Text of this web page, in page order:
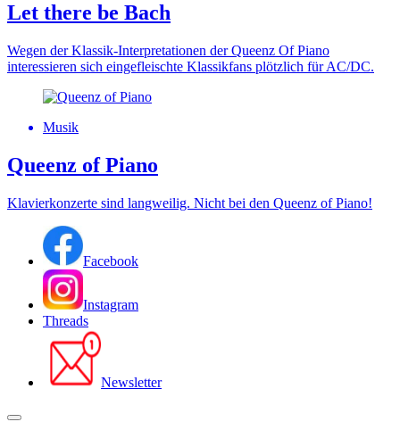
Let there be Bach
Wegen der Klassik-Interpretationen der Queenz Of Piano
interessieren sich eingefleischte Klassikfans plötzlich für AC/DC.
Musik
Queenz of Piano
Klavierkonzerte sind langweilig. Nicht bei den Queenz of Piano!
Facebook
Instagram
Threads
Newsletter